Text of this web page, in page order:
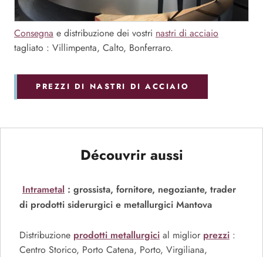
Consegna e distribuzione dei vostri nastri di acciaio
tagliato : Villimpenta, Calto, Bonferraro.
PREZZI DI NASTRI DI ACCIAIO
Découvrir aussi
Intrametal : grossista, fornitore, negoziante, trader
di prodotti siderurgici e metallurgici Mantova
Distribuzione prodotti metallurgici al miglior prezzi :
Centro Storico, Porto Catena, Porto, Virgiliana,